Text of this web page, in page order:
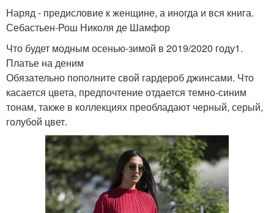
Наряд - предисловие к женщине, а иногда и вся книга.
Себастьен-Рош Николя де Шамфор
Что будет модным осенью-зимой в 2019/2020 году1.
Платье на деним
Обязательно пополните свой гардероб джинсами. Что
касается цвета, предпочтение отдается темно-синим
тонам, также в коллекциях преобладают черный, серый,
голубой цвет.